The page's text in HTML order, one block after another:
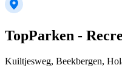
TopParken -
Kuiltjesweg, Beekbergen,